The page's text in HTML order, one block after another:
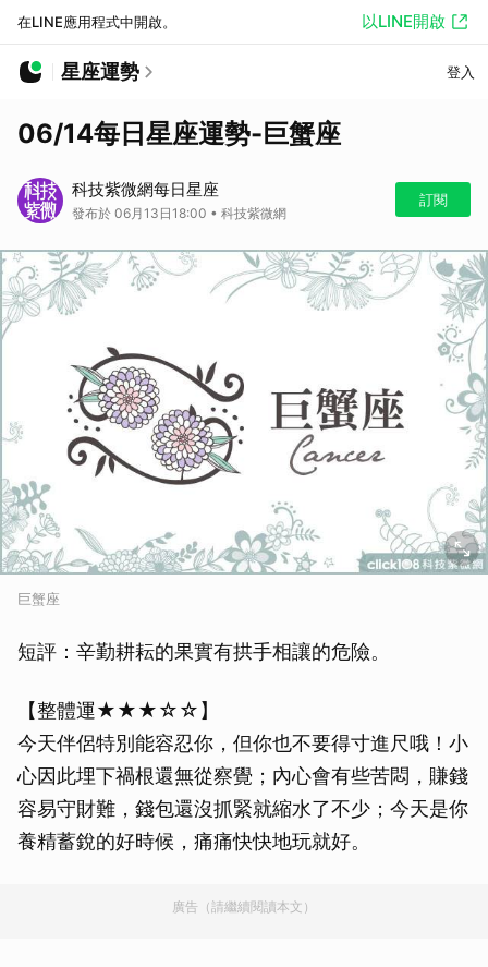
在LINE應用程式中開啟。 以LINE開啟
星座運勢 登入
06/14每日星座運勢-巨蟹座
科技紫微網每日星座
發布於 06月13日18:00 • 科技紫微網
訂閱
巨蟹座
短評：辛勤耕耘的果實有拱手相讓的危險。
【整體運★★★☆☆】
今天伴侶特別能容忍你，但你也不要得寸進尺哦！小
心因此埋下禍根還無從察覺；內心會有些苦悶，賺錢
容易守財難，錢包還沒抓緊就縮水了不少；今天是你
養精蓄銳的好時候，痛痛快快地玩就好。
廣告（請繼續閱讀本文）